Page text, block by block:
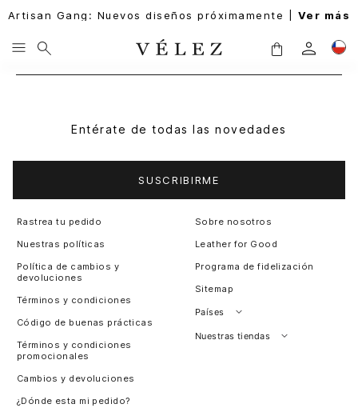
Artisan Gang: Nuevos diseños próximamente | Ver más
Entérate de todas las novedades
SUSCRIBIRME
Rastrea tu pedido
Nuestras políticas
Política de cambios y
devoluciones
Términos y condiciones
Código de buenas prácticas
Términos y condiciones
promocionales
Cambios y devoluciones
¿Dónde esta mi pedido?
Sobre nosotros
Leather for Good
Programa de fidelización
Sitemap
Países
Perú
Nuestras tiendas